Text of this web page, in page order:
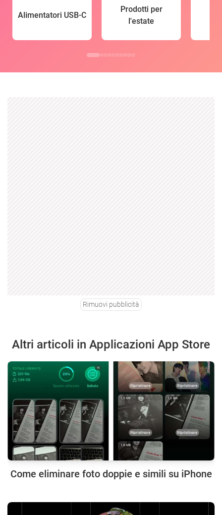
Alimentatori USB-C
Prodotti per
l'estate
Rimuovi pubblicità
Altri articoli in Applicazioni App Store
Come eliminare foto doppie e simili su iPhone